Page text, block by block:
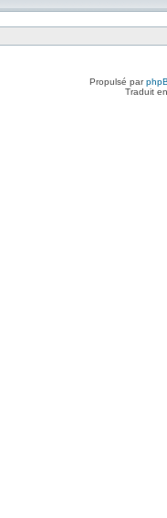
Propulsé par
Traduit